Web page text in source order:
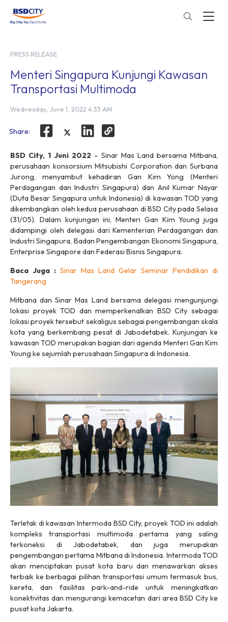
PRESS RELEASE
Menteri Singapura Kunjungi Kawasan
Transportasi Multimoda
Wednesday, June 1, 2022 4:33 AM
Share:
BSD City, 1 Juni 2022 – Sinar Mas Land bersama Mitbana,
perusahaan konsorsium Mitsubishi Corporation dan Surbana
Jurong, menyambut kehadiran Gan Kim Yong (Menteri
Perdagangan dan Industri Singapura) dan Anil Kumar Nayar
(Duta Besar Singapura untuk Indonesia) di kawasan TOD yang
dikembangkan oleh kedua perusahaan di BSD City pada Selasa
(31/05). Dalam kunjungan ini, Menteri Gan Kim Young juga
didampingi oleh delegasi dari Kementerian Perdagangan dan
Industri Singapura, Badan Pengembangan Ekonomi Singapura,
Enterprise Singapore dan Federasi Bisnis Singapura.
Baca Juga : Sinar Mas Land Gelar Seminar Pendidikan di
Tangerang
Mitbana dan Sinar Mas Land bersama delegasi mengunjungi
lokasi proyek TOD dan memperkenalkan BSD City sebagai
lokasi proyek tersebut sekaligus sebagai pengembangan skala
kota yang berkembang pesat di Jabodetabek. Kunjungan ke
kawasan TOD merupakan bagian dari agenda Menteri Gan Kim
Young ke sejumlah perusahaan Singapura di Indonesia.
Terletak di kawasan Intermoda BSD City, proyek TOD ini adalah
kompleks transportasi multimoda pertama yang saling
terkoneksi di Jabodetabek, dan juga merupakan
pengembangan pertama Mitbana di Indonesia. Intermoda TOD
akan menciptakan pusat kota baru dan menawarkan akses
terbaik ke berbagai pilihan transportasi umum termasuk bus,
kereta, dan fasilitas park-and-ride untuk meningkatkan
konektivitas dan mengurangi kemacetan dari area BSD City ke
pusat kota Jakarta.